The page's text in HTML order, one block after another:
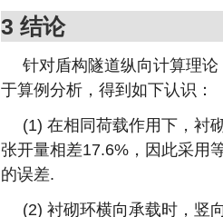
3 结论
针对盾构隧道纵向计算理
于算例分析，得到如下认识：
(1) 在相同荷载作用下，衬
张开量相差17.6%，因此采用
的误差.
(2) 衬砌环横向承载时，竖